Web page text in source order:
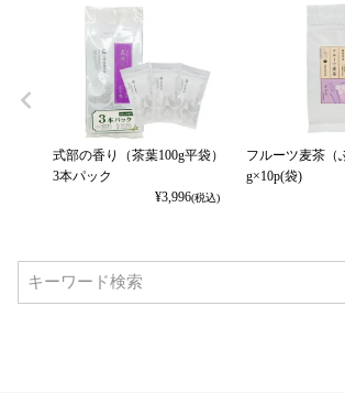
式部の香り（茶葉100g平袋）
3本パック
¥3,996(税込)
フルーツ麦茶
g×10p(袋)